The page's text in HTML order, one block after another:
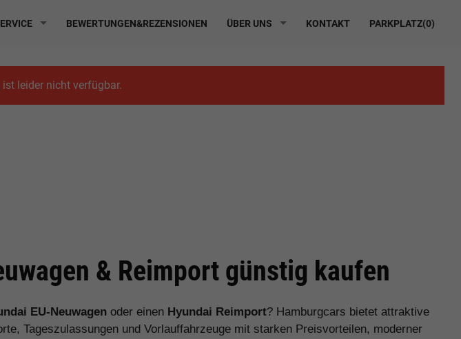
BEWERTUNGEN&REZENSIONEN ÜBER UNS KONTAKT PARKPLATZ(0)
leider nicht verfügbar.
& Reimport günstig kaufen
EU-Neuwagen oder einen Hyundai Reimport? Hamburgcars bietet attraktive
Tageszulassungen und Vorlauffahrzeuge mit starken Preisvorteilen, moderner